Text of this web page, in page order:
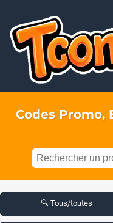
Codes Promo,
🔍 Tous/toutes